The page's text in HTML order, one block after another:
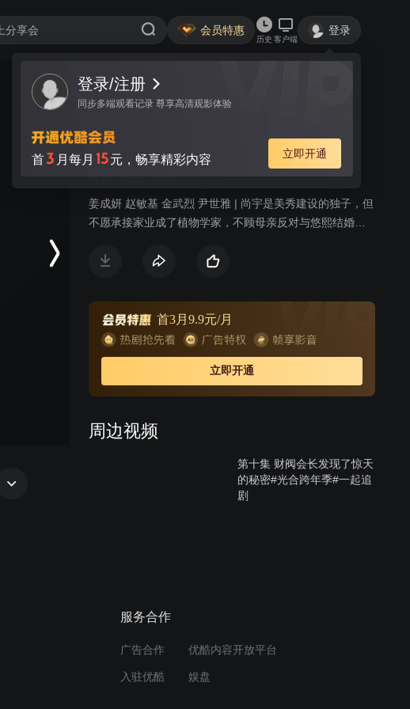
会员特惠
历史 客户端
登录
登录/注册
同步多端观看记录 尊享高清观影体验
首3 月每月 15元，畅享精彩内容 立即开通
视频 讨论
妻子归来
都市
姜成妍 赵敏基 金武烈 尹世雅 | 尚宇是美秀建设的独子，但
不愿承接家业成了植物学家，不顾母亲反对与悠熙结婚，
向悠熙提出交换条件，愿意出钱治好哆茵的心脏病，但悠
亲催促两人结婚，从小就被西贤照顾的哆茵也把她当成亲
生母亲；悠熙禁不住感情的纠葛与尚宇偷偷见面，当西贤
知道两人的关系时，受不了打击去找悠熙，失手伤了悠
熙，一直偷偷喜欢悠熙的韩江秀因为与西贤的妹妹交往，
自动帮忙西贤隐瞒事实，让悠熙因此失踪；悠熙的双胞胎
人相貌相似而被西贤误认，悠静借此重返尚宇家想找寻姐
首3月9.9元/月
立即开通
周边视频
第十集 财阀会长发现了惊天
的秘密#光合跨年季#一起追
剧
死亡的真相#光合跨年季#好
服务合作
广告合作 优酷内容开放平台
入驻优酷 娱盘